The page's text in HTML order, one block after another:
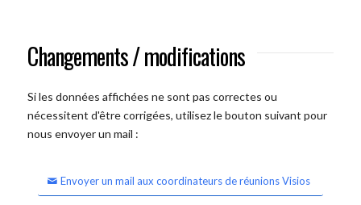
Changements / modifications
Si les données affichées ne sont pas correctes ou
nécessitent d'être corrigées, utilisez le bouton suivant pour
nous envoyer un mail :
Envoyer un mail aux coordinateurs de réunions Visios